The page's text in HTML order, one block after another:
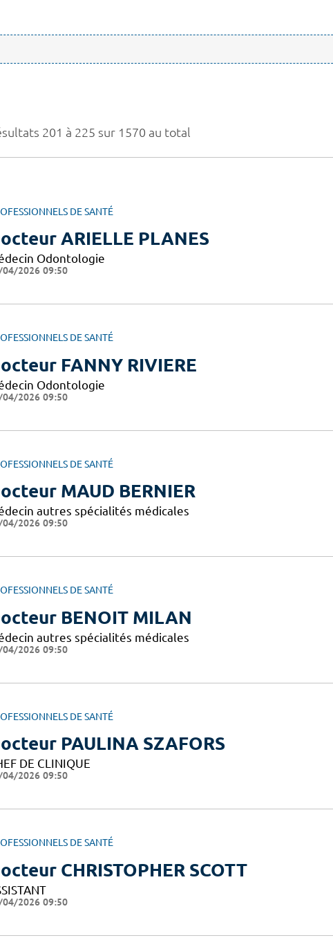
201 à 225 sur 1570 au total
DE SANTÉ
ARIELLE PLANES
Odontologie
04/2026 09:50
DE SANTÉ
FANNY RIVIERE
Odontologie
04/2026 09:50
DE SANTÉ
MAUD BERNIER
autres spécialités médicales
04/2026 09:50
DE SANTÉ
BENOIT MILAN
autres spécialités médicales
04/2026 09:50
DE SANTÉ
PAULINA SZAFORS
DE CLINIQUE
04/2026 09:50
DE SANTÉ
CHRISTOPHER SCOTT
04/2026 09:50